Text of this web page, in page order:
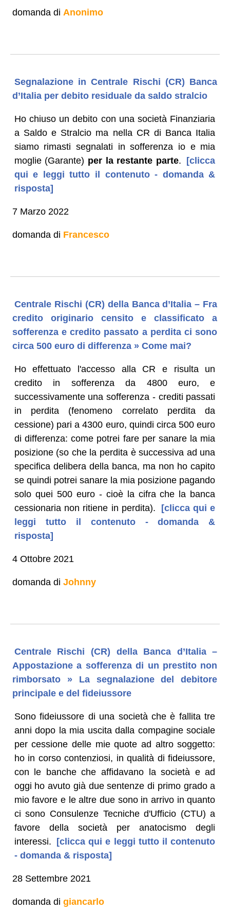
domanda di Anonimo
Segnalazione in Centrale Rischi (CR) Banca
d’Italia per debito residuale da saldo stralcio
Ho chiuso un debito con una società Finanziaria
a Saldo e Stralcio ma nella CR di Banca Italia
siamo rimasti segnalati in sofferenza io e mia
moglie (Garante) per la restante parte. [clicca
qui e leggi tutto il contenuto - domanda &
risposta]
7 Marzo 2022
domanda di Francesco
Centrale Rischi (CR) della Banca d’Italia – Fra
credito originario censito e classificato a
sofferenza e credito passato a perdita ci sono
circa 500 euro di differenza » Come mai?
Ho effettuato l'accesso alla CR e risulta un
credito in sofferenza da 4800 euro, e
successivamente una sofferenza - crediti passati
in perdita (fenomeno correlato perdita da
cessione) pari a 4300 euro, quindi circa 500 euro
di differenza: come potrei fare per sanare la mia
posizione (so che la perdita è successiva ad una
specifica delibera della banca, ma non ho capito
se quindi potrei sanare la mia posizione pagando
solo quei 500 euro - cioè la cifra che la banca
cessionaria non ritiene in perdita).
[clicca qui e
leggi tutto il contenuto - domanda &
risposta]
4 Ottobre 2021
domanda di Johnny
Centrale Rischi (CR) della Banca d’Italia –
Appostazione a sofferenza di un prestito non
rimborsato » La segnalazione del debitore
principale e del fideiussore
Sono fideiussore di una società che è fallita tre
anni dopo la mia uscita dalla compagine sociale
per cessione delle mie quote ad altro soggetto:
ho in corso contenziosi, in qualità di fideiussore,
con le banche che affidavano la società e ad
oggi ho avuto già due sentenze di primo grado a
mio favore e le altre due sono in arrivo in quanto
ci sono Consulenze Tecniche d'Ufficio (CTU) a
favore della società per anatocismo degli
interessi. [clicca qui e leggi tutto il contenuto
- domanda & risposta]
28 Settembre 2021
domanda di giancarlo